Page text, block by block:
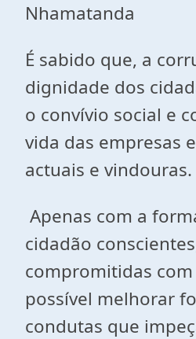
Nhamatanda
É sabido que, a
dignidade dos
o convívio social e
vida das empresas
actuais e vindouras.
Apenas com a
cidadão
compromitidas
possível melhorar
condutas que